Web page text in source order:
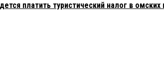
платить туристический налог в омских